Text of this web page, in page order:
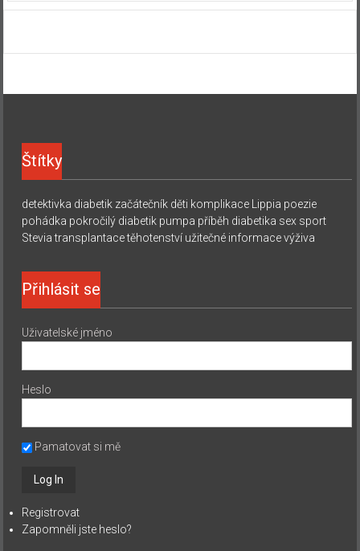
Štítky
detektivka diabetik začátečník děti komplikace Lippia poezie
pohádka pokročilý diabetik pumpa příběh diabetika sex sport
Stevia transplantace těhotenství užitečné informace výživa
Přihlásit se
Uživatelské jméno
Heslo
Pamatovat si mě
Registrovat
Zapomněli jste heslo?